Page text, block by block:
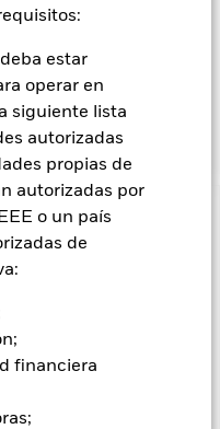
estar
operar en
siguiente lista
autorizadas
propias de
autorizadas por
o un país
de
financiera
Index Fund pretende
de los activos del
del mercado de
en Riesgo.
de ellas pueden
Es posible que los
el riesgo de divisas. El
acciones podría conllevar
denominado «spill-
fondo. La sociedad